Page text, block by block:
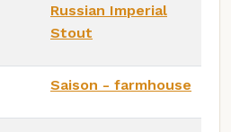
Russian Imperial
Stout
Saison - farmhouse